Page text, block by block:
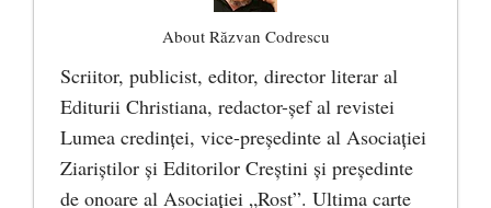
About Răzvan Codrescu
Scriitor, publicist, editor, director literar al
Editurii Christiana, redactor-şef al revistei
Lumea credinţei, vice-preşedinte al Asociaţiei
Ziariştilor şi Editorilor Creştini şi preşedinte
de onoare al Asociaţiei „Rost”. Ultima carte